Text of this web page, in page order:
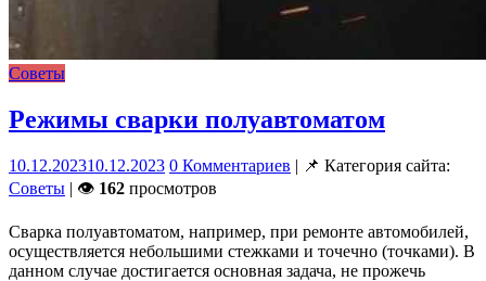
Советы
Режимы сварки полуавтоматом
10.12.202310.12.2023 0 Комментариев | 📌 Категория сайта:
Советы | 👁 162 просмотров
Сварка полуавтоматом, например, при ремонте автомобилей,
осуществляется небольшими стежками и точечно (точками). В
данном случае достигается основная задача, не прожечь